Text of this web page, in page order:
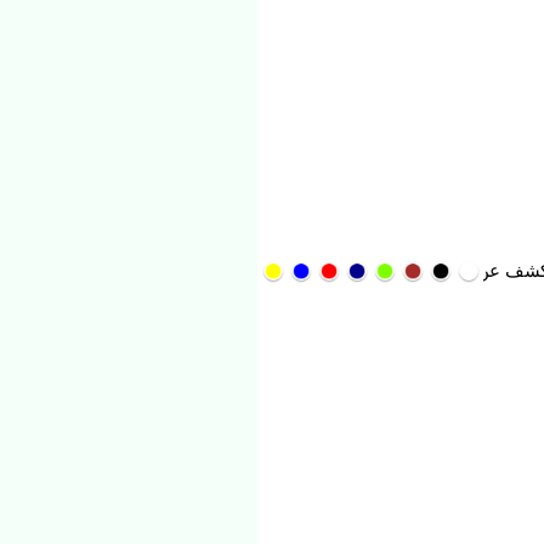
عن منافسه الجديد قبل مواجهة الأهلي